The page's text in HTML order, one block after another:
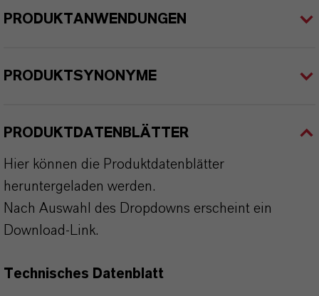
PRODUKTANWENDUNGEN
PRODUKTSYNONYME
PRODUKTDATENBLÄTTER
Hier können die Produktdatenblätter
heruntergeladen werden.
Nach Auswahl des Dropdowns erscheint ein
Download-Link.
Technisches Datenblatt